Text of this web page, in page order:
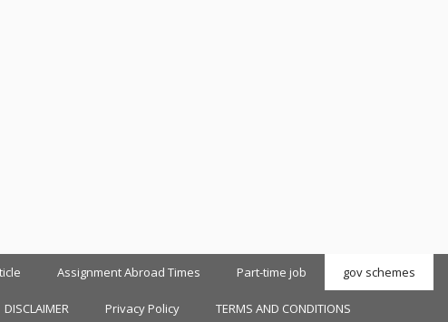
Assignment Abroad Times Part-time job gov schemes
DISCLAIMER Privacy Policy TERMS AND CONDITIONS